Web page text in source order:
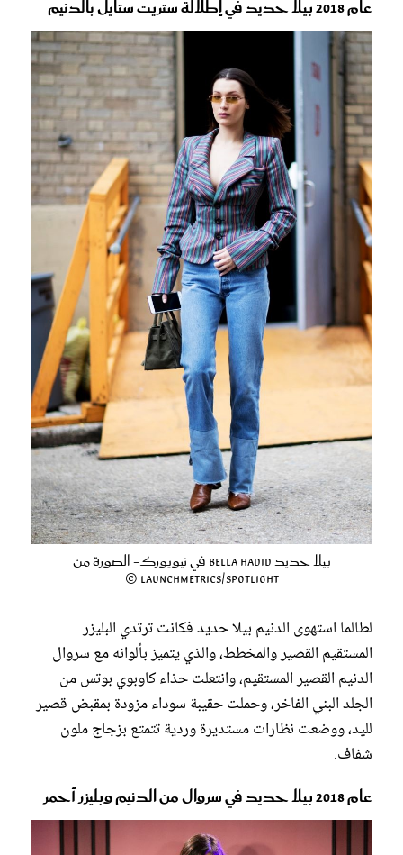
عام 2018 بيلا حديد في إطلالة ستريت ستايل بالدنيم
بيلا حديد Bella Hadid في نيويورك- الصورة من
Launchmetrics/Spotlight ©
لطالما استهوى الدنيم بيلا حديد فكانت ترتدي البليزر
المستقيم القصير والمخطط، والذي يتميز بألوانه مع سروال
الدنيم القصير المستقيم، وانتعلت حذاء كاوبوي بوتس من
الجلد البني الفاخر، وحملت حقيبة سوداء مزودة بمقبض قصير
لليد، ووضعت نظارات مستديرة وردية تتمتع بزجاج ملون
شفاف.
عام 2018 بيلا حديد في سروال من الدنيم وبليزر أحمر